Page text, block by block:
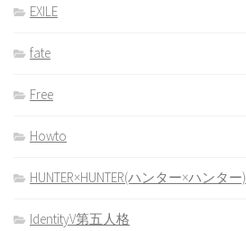
EXILE
fate
Free
Howto
HUNTER×HUNTER(ハンター×ハンター)
IdentityV第五人格